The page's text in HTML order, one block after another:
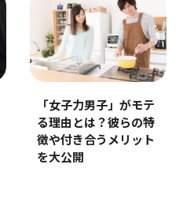
「女子力男子」がモテ
る理由とは？彼らの特
徴や付き合うメリット
を大公開